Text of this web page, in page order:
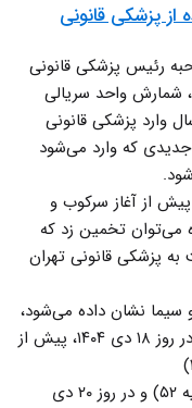
پزشکی قانونی
رئیس پزشکی قانونی
شمارش واحد سریالی
وارد پزشکی قانونی
که وارد می‌شود
از آغاز سرکوب و
شده در تاریخ ۲۰ دی ماه می‌توان تخمین زد که
پزشکی قانونی تهران
نشان داده می‌شود،
شماره سریال یکی از موارد مرگ‌های عادی در روز ۱۸ دی ۱۴۰۴، پیش از
از جمله روز ۱۹ دی شماره سریال ۱۱۷۷۳ (ثانیه ۵۲) و در روز ۲۰ دی